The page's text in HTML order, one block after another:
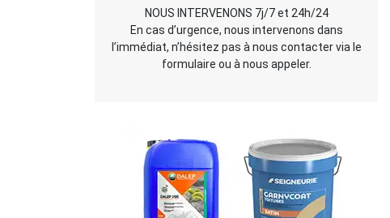
NOUS INTERVENONS 7j/7 et 24h/24
En cas d’urgence, nous intervenons dans
l’immédiat, n’hésitez pas à nous contacter via le
formulaire ou à nous appeler.